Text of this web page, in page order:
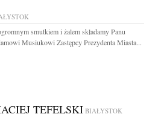
smutkiem i żalem składamy Panu
Musiukowi Zastępcy Prezydenta Miasta...
TEFELSKI BIAŁYSTOK